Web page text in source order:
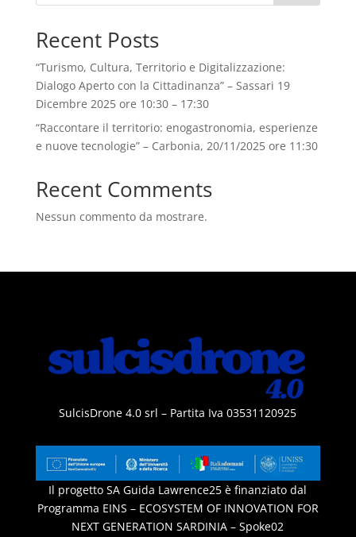
Recent Posts
“Turismo, Cultura, Territorio e Digitalizzazione:
Dialogo Aperto con la Cittadinanza” – Sassari 19
Dicembre 2025 ore 10:30 – 17:30
“Raccontare il territorio: enogastronomia, esperienze
e nuove tecnologie” – Carbonia, 20/11/2025 ore 11:30
Recent Comments
Nessun commento da mostrare.
SulcisDrone 4.0 srl – Partita Iva 03531120925
Il progetto SA Guida Lawrence25 è finanziato dal
Programma EINS – ECOSYSTEM OF INNOVATION FOR
NEXT GENERATION SARDINIA – Spoke02